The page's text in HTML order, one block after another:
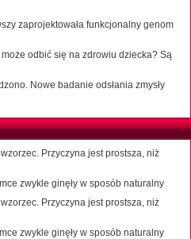
zaprojektowała funkcjonalny genom
odbić się na zdrowiu dziecka? Są
Nowe badanie odsłania zmysły
Przyczyna jest prostsza, niż
zwykle ginęły w sposób naturalny
Przyczyna jest prostsza, niż
zwykle ginęły w sposób naturalny